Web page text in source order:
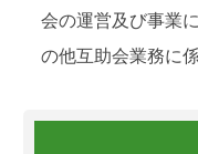
会の運営及び事業
の他互助会業務に